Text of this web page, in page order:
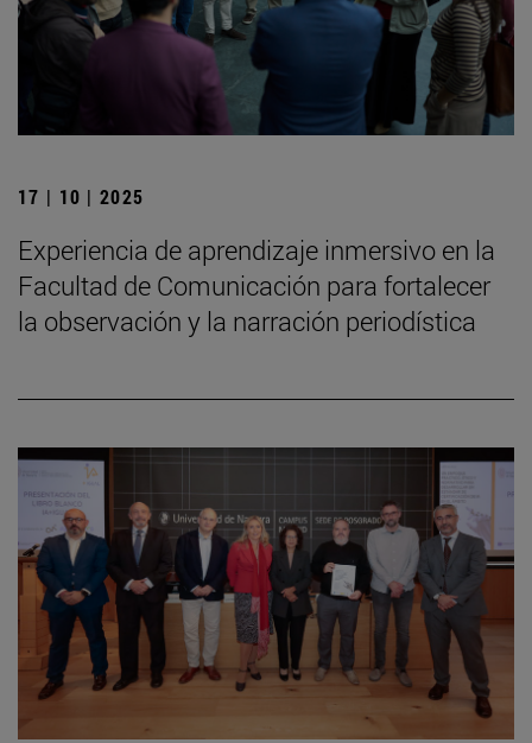
17 | 10 | 2025
Experiencia de aprendizaje inmersivo en la
Facultad de Comunicación para fortalecer
la observación y la narración periodística